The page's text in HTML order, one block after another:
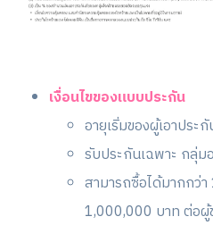
เงื่อนไขของแบบประกัน
อายุเริ่มของผู้เอาปร
รับประกันเฉพาะ กลุ่ม
สามารถซื้อได้มากกว่
1,000,000 บาท ต่อผู้